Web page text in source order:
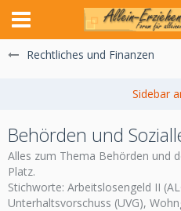
Rechtliches und Finanzen
Behörden und
Alles zum Thema Behörden und
Platz.
Stichworte: Arbeitslosengeld II
Unterhaltsvorschuss (UVG),